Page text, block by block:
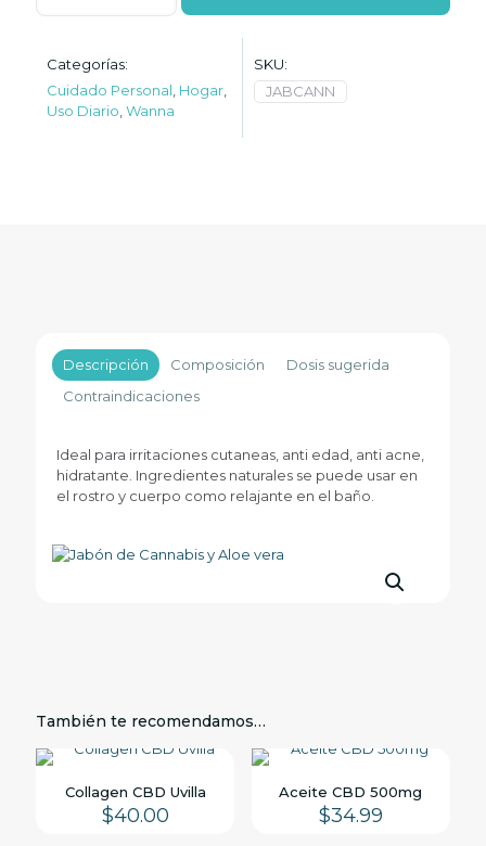
Cannabis
vera
cantidad
Categorías:
Cuidado Personal Hogar
Uso Diario Wanna
SKU:
JABCANN
Descripción Composición
Dosis sugerida
Contraindicaciones
Ideal para irritaciones cutaneas, anti edad, anti acne,
hidratante. Ingredientes naturales se puede usar en
el rostro y cuerpo como relajante en el baño.
También te recomendamos…
Collagen CBD Uvilla
$40.00
Aceite CBD 500mg
$34.99